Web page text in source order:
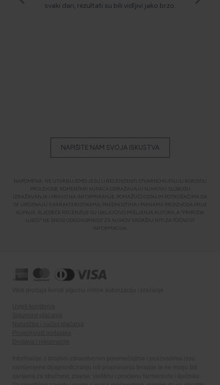
svaki dan, rezultati su bili vidljivi jako brzo.
NAPIŠITE NAM SVOJA ISKUSTVA
NAPOMENA: NE UTVRĐUJEMO JESU LI RECENZENTI STVARNO KUPILI ILI KORISTILI
PROIZVODE. KOMENTARI KUPACA ODRAŽAVAJU NJIHOVU SLOBODU
IZRAŽAVANJA I PRAVO NA INFORMIRANJE, POMAŽUĆI OSTALIM POTROŠAČIMA DA
SE UPOZNAJU S KARAKTERISTIKAMA, PREDNOSTIMA I MANAMA PROIZVODA PRIJE
KUPNJE. SLJEDEĆE RECENZIJE SU ISKLJUČIVO MIŠLJENJA AUTORA, A "PRIRODA
LIJEĆI" NE SNOSI ODGOVORNOST ZA NJIHOV SADRŽAJ NITI ZA TOČNOST
INFORMACIJA.